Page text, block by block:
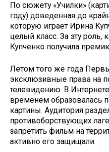
По сюжету «Училки»
году) доведенная до
которую играет Ирина
целый класс. За эту
Купченко получила
Летом того же года
эксклюзивные права на
телевидению. В
временем образовалась
картины. Аудитория
противоборствующих
запретить фильм на
активно его защищали.